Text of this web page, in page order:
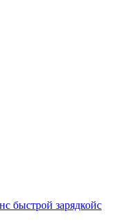
с быстрой зарядкойс